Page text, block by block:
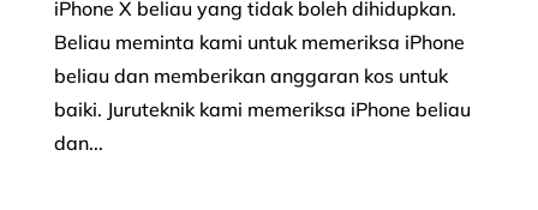
iPhone X beliau yang tidak boleh dihidupkan.
Beliau meminta kami untuk memeriksa iPhone
beliau dan memberikan anggaran kos untuk
baiki. Juruteknik kami memeriksa iPhone beliau
dan...